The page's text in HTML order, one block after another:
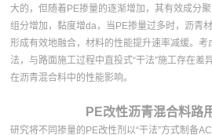
大的，但随着PE掺量的逐渐增加，其有效成分
组分增加，黏度增da，当PE掺量过多时，沥青
形成有效地融合，材料的性能提升速率减缓。
法，与路面施工过程中直投式“干法”施工存在差
在沥青混合料中的性能影响。
PE改性沥青混合料路
研究将不同掺量的PE改性剂以“干法”方式制备